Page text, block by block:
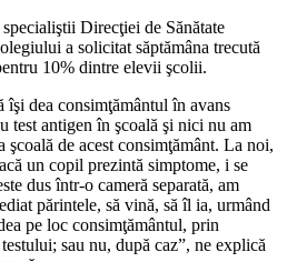
Direcţiei de Sănătate
a solicitat săptămâna trecută
10% dintre elevii şcolii.
dea consimţământul în avans
test antigen în şcoală şi nici nu am
de acest consimţământ. La noi,
un copil prezintă simptome, i se
dus într-o cameră separată, am
părintele, să vină, să îl ia, urmând
pe loc consimţământul, prin
sau nu, după caz”, ne explică